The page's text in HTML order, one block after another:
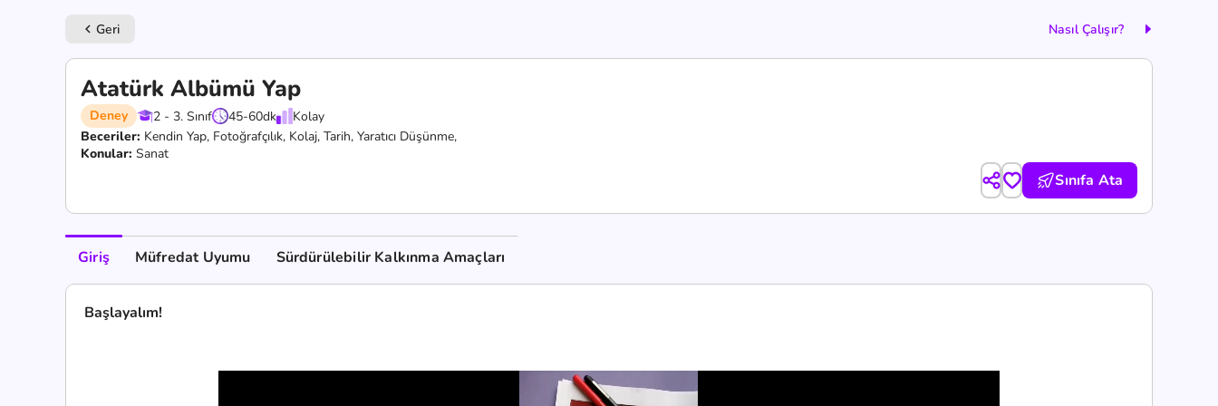
keyboard_arrow_left Geri Nasıl Çalışır?
Atatürk Albümü Yap
Deney 2 - 3. Sınıf 45-60dk
Kolay
Beceriler: Kendin Yap, Fotoğrafçılık, Kolaj, Tarih, Yaratıcı Düşünme,
Konular: Sanat
Sınıfa Ata
Giriş Müfredat Uyumu Sürdürülebilir Kalkınma Amaçları
Başlayalım!